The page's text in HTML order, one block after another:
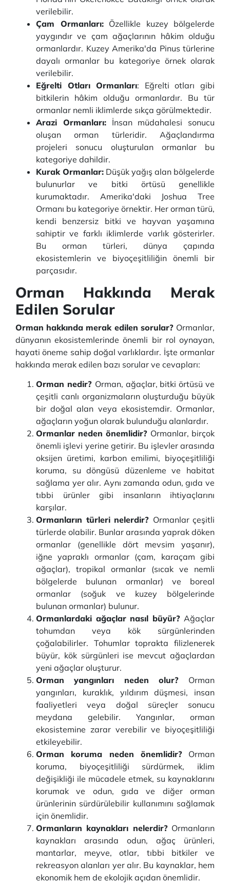
verilebilir.
Çam Ormanları:Özellikle kuzey bölgelerde
yaygındır ve çam ağaçlarının hâkim olduğu
ormanlardır. Kuzey Amerika'da Pinus türlerine
dayalı ormanlar bu kategoriye örnek olarak
verilebilir.
Eğrelti Otları Ormanları: Eğrelti otları gibi
bitkilerin hâkim olduğu ormanlardır. Bu tür
ormanlar nemli iklimlerde sıkça görülmektedir.
Arazi Ormanları:İnsan müdahalesi sonucu
oluşan orman türleridir. Ağaçlandırma
projeleri sonucu oluşturulan ormanlar bu
kategoriye dahildir.
Kurak Ormanlar: Düşük yağış alan bölgelerde
bulunurlar ve bitki örtüsü genellikle
kurumaktadır. Amerika'daki Joshua Tree
Ormanı bu kategoriye örnektir. Her orman türü,
kendi benzersiz bitki ve hayvan yaşamına
sahiptir ve farklı iklimlerde varlık gösterirler.
Bu orman türleri, dünya çapında
ekosistemlerin ve biyoçeşitliliğin önemli bir
parçasıdır.
Orman Hakkında Merak
Edilen Sorular
Orman hakkında merak edilen sorular? Ormanlar,
dünyanın ekosistemlerinde önemli bir rol oynayan,
hayati öneme sahip doğal varlıklardır. İşte ormanlar
hakkında merak edilen bazı sorular ve cevapları:
Orman nedir? Orman, ağaçlar, bitki örtüsü ve
çeşitli canlı organizmaların oluşturduğu büyük
bir doğal alan veya ekosistemdir. Ormanlar,
ağaçların yoğun olarak bulunduğu alanlardır.
Ormanlar neden önemlidir? Ormanlar, birçok
önemli işlevi yerine getirir. Bu işlevler arasında
oksijen üretimi, karbon emilimi, biyoçeşitliliği
koruma, su döngüsü düzenleme ve habitat
sağlama yer alır. Aynı zamanda odun, gıda ve
tıbbi ürünler gibi insanların ihtiyaçlarını
karşılar.
Ormanların türleri nelerdir? Ormanlar çeşitli
türlerde olabilir. Bunlar arasında yaprak döken
ormanlar (genellikle dört mevsim yaşanır),
iğne yapraklı ormanlar (çam, karaçam gibi
ağaçlar), tropikal ormanlar (sıcak ve nemli
bölgelerde bulunan ormanlar) ve boreal
ormanlar (soğuk ve kuzey bölgelerinde
bulunan ormanlar) bulunur.
Ormanlardaki ağaçlar nasıl büyür? Ağaçlar
tohumdan veya kök sürgünlerinden
çoğalabilirler. Tohumlar toprakta filizlenerek
büyür, kök sürgünleri ise mevcut ağaçlardan
yeni ağaçlar oluşturur.
Orman yangınları neden olur? Orman
yangınları, kuraklık, yıldırım düşmesi, insan
faaliyetleri veya doğal süreçler sonucu
meydana gelebilir. Yangınlar, orman
ekosistemine zarar verebilir ve biyoçeşitliliği
etkileyebilir.
Orman koruma neden önemlidir?Orman
koruma, biyoçeşitliliği sürdürmek, iklim
değişikliği ile mücadele etmek, su kaynaklarını
korumak ve odun, gıda ve diğer orman
ürünlerinin sürdürülebilir kullanımını sağlamak
için önemlidir.
Ormanların kaynakları nelerdir?Ormanların
kaynakları arasında odun, ağaç ürünleri,
mantarlar, meyve, otlar, tıbbi bitkiler ve
rekreasyon alanları yer alır. Bu kaynaklar, hem
ekonomik hem de ekolojik açıdan önemlidir.